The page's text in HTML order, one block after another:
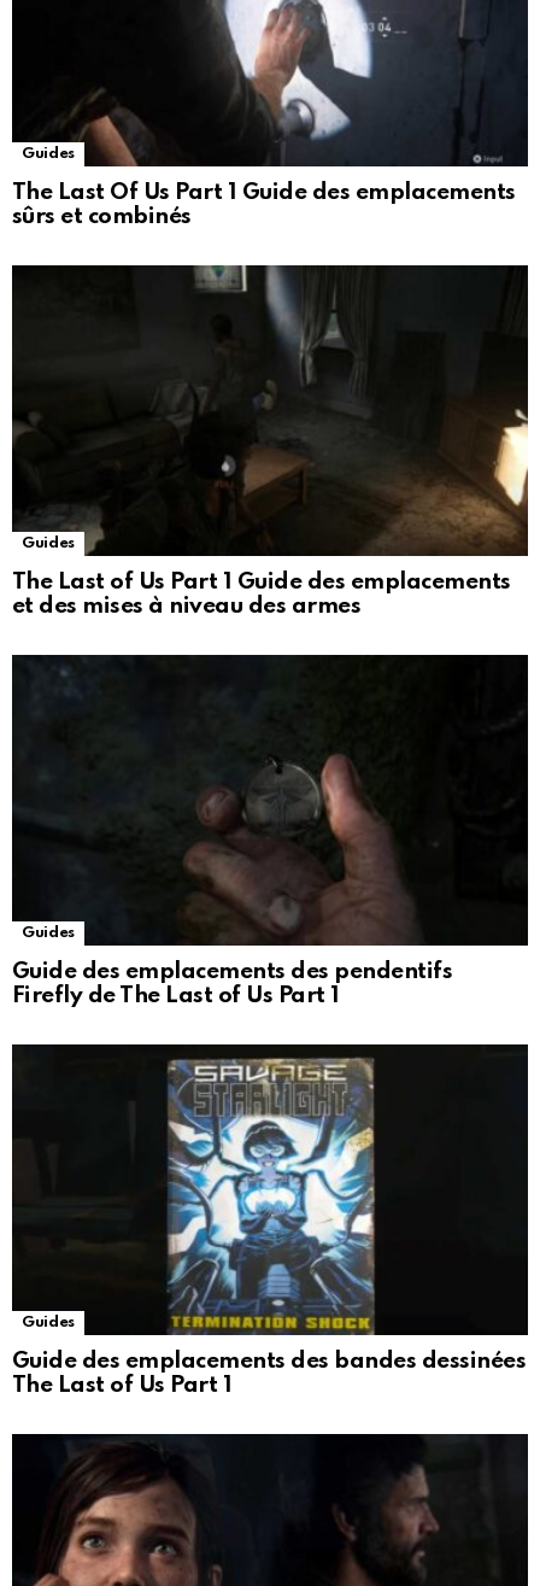
Guides
The Last Of Us Part 1 Guide des emplacements
sûrs et combinés
Guides
The Last of Us Part 1 Guide des emplacements
et des mises à niveau des armes
Guides
Guide des emplacements des pendentifs
Firefly de The Last of Us Part 1
Guides
Guide des emplacements des bandes dessinées
The Last of Us Part 1